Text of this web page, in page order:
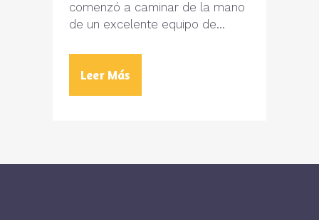
comenzó a caminar de la mano
de un excelente equipo de...
Leer Más